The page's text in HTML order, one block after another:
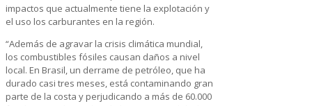
impactos que actualmente tiene la explotación y
el uso los carburantes en la región.
“Además de agravar la crisis climática mundial,
los combustibles fósiles causan daños a nivel
local. En Brasil, un derrame de petróleo, que ha
durado casi tres meses, está contaminando gran
parte de la costa y perjudicando a más de 60.000